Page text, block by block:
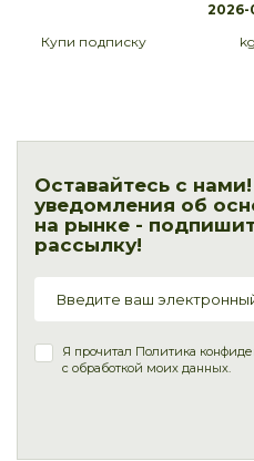
2026-
Купи подписку
kg
Оставайтесь с
уведомления об
на рынке -
рассылку!
Я прочитал Политика
с обработкой моих данных.